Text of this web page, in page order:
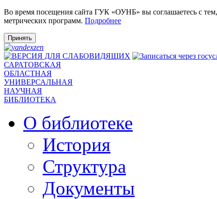
Во время посещения сайта ГУК «ОУНБ» вы соглашаетесь с
метрических программ. Подробнее
Принять
САРАТОВСКАЯ
ОБЛАСТНАЯ
УНИВЕРСАЛЬНАЯ
НАУЧНАЯ
БИБЛИОТЕКА
О библиотеке
История
Структура
Документы